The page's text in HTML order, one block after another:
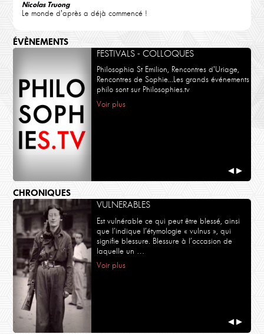
Nicolas Truong
Le monde d'après a déjà commencé !
ÉVÈNEMENTS
FESTIVALS - COLLOQUES
Philosophia St Emilion, Rencontres d'Uriage,
Rencontres de Sophie...Les grands événements
philo sont sur Philosophies.tv
Voir plus
◀ ▶
CHRONIQUES
VULNERABLES
Est vulnérable ce qui peut être blessé, ainsi
que l’indique l’étymologie « vulnus », qui
signifie blessure. Blessure à l’occasion de
laquelle un …
Voir plus
◀ ▶